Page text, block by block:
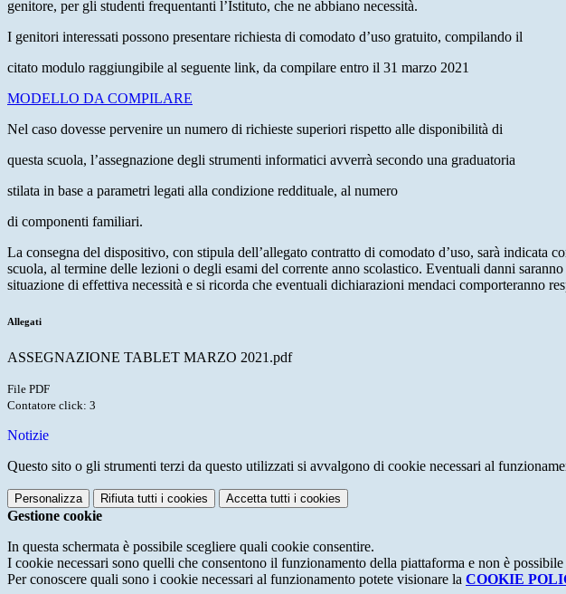
genitore, per gli studenti frequentanti l’Istituto, che ne abbiano necessità.
I genitori interessati possono presentare richiesta di comodato d’uso gratuito, compilando il
citato modulo raggiungibile al seguente link, da compilare entro il 31 marzo 2021
MODELLO DA COMPILARE
Nel caso dovesse pervenire un numero di richieste superiori rispetto alle disponibilità di
questa scuola, l’assegnazione degli strumenti informatici avverrà secondo una graduatoria
stilata in base a parametri legati alla condizione reddituale, al numero
di componenti familiari.
La consegna del dispositivo, con stipula dell’allegato contratto di comodato d’uso, sarà
scuola, al termine delle lezioni o degli esami del corrente anno scolastico. Eventuali danni
situazione di effettiva necessità e si ricorda che eventuali dichiarazioni mendaci comporteranno
Allegati
ASSEGNAZIONE TABLET MARZO 2021.pdf
File PDF
Contatore click: 3
Notizie
Questo sito o gli strumenti terzi da questo utilizzati si avvalgono di cookie necessari al
Personalizza Rifiuta tutti i cookies Accetta tutti i cookies
Gestione cookie
In questa schermata è possibile scegliere quali cookie consentire.
I cookie necessari sono quelli che consentono il funzionamento della piattaforma e non è
Per conoscere quali sono i cookie necessari al funzionamento potete visionare la COOKIE